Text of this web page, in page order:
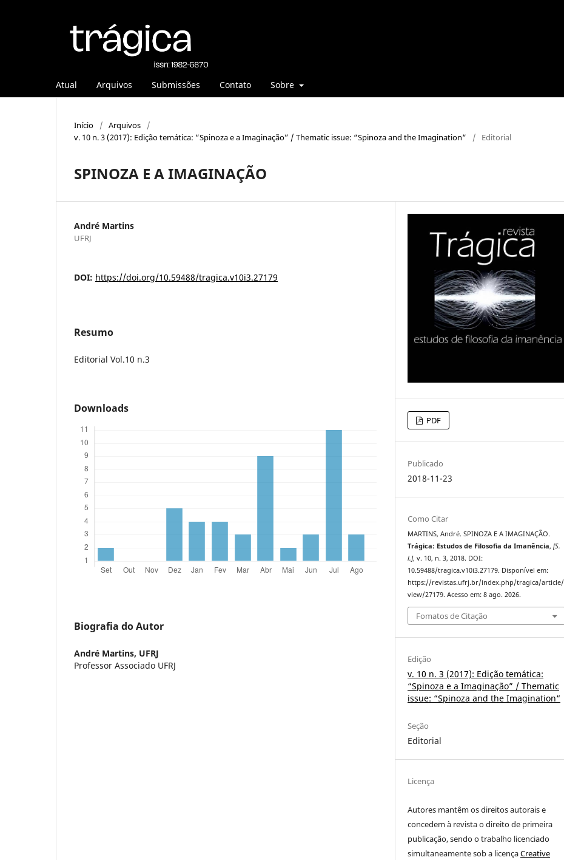
Atual Arquivos Submissões Contato Sobre
Início / Arquivos
/
v. 10 n. 3 (2017): Edição temática: “Spinoza e a Imaginação” / Thematic issue: “Spinoza and the Imagination“
/ Editorial
SPINOZA E A IMAGINAÇÃO
André Martins
UFRJ
DOI: https://doi.org/10.59488/tragica.v10i3.27179
Resumo
Editorial Vol.10 n.3
Downloads
Biografia do Autor
André Martins, UFRJ
Professor Associado UFRJ
PDF
Publicado
2018-11-23
Como Citar
MARTINS, André. SPINOZA E A IMAGINAÇÃO.
Trágica: Estudos de Filosofia da Imanência,[S.
l.], v. 10, n. 3, 2018. DOI:
10.59488/tragica.v10i3.27179. Disponível em:
https://revistas.ufrj.br/index.php/tragica/article/
view/27179. Acesso em: 8 ago. 2026.
Fomatos de Citação
Edição
v. 10 n. 3 (2017): Edição temática:
“Spinoza e a Imaginação” / Thematic
issue: “Spinoza and the Imagination“
Seção
Editorial
Licença
Autores mantêm os direitos autorais e
concedem à revista o direito de primeira
publicação, sendo o trabalho licenciado
simultaneamente sob a licençaCreative